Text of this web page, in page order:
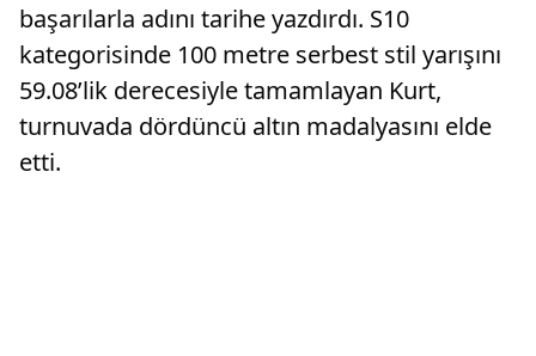
başarılarla adını tarihe yazdırdı. S10
kategorisinde 100 metre serbest stil yarışını
59.08’lik derecesiyle tamamlayan Kurt,
turnuvada dördüncü altın madalyasını elde
etti.